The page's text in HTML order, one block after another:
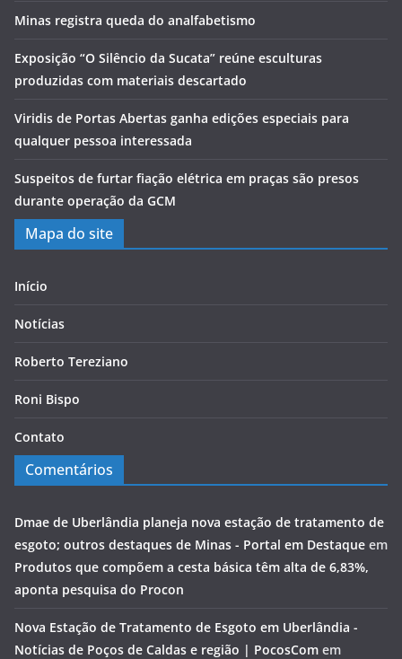
Minas registra queda do analfabetismo
Exposição “O Silêncio da Sucata” reúne esculturas
produzidas com materiais descartado
Viridis de Portas Abertas ganha edições especiais para
qualquer pessoa interessada
Suspeitos de furtar fiação elétrica em praças são presos
durante operação da GCM
Mapa do site
Início
Notícias
Roberto Tereziano
Roni Bispo
Contato
Comentários
Dmae de Uberlândia planeja nova estação de tratamento de
esgoto; outros destaques de Minas - Portal em Destaque em
Produtos que compõem a cesta básica têm alta de 6,83%,
aponta pesquisa do Procon
Nova Estação de Tratamento de Esgoto em Uberlândia -
Notícias de Poços de Caldas e região | PocosCom em